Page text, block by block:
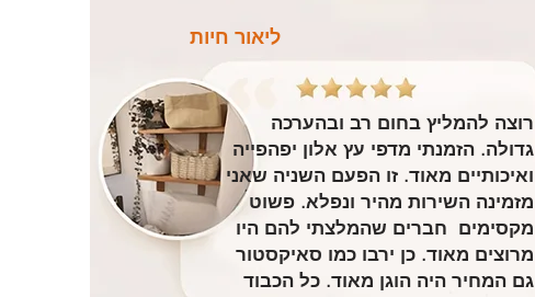
ליאור חיות
רוצה להמליץ בחום רב ובהערכה
גדולה. הזמנתי מדפי עץ אלון יפהפייה
ואיכותיים מאוד. זו הפעם השניה שאני
מזמינה השירות מהיר ונפלא. פשוט
מקסימים חברים שהמלצתי להם היו
מרוצים מאוד. כן ירבו כמו סאיקסטור
גם המחיר היה הוגן מאוד. כל הכבוד